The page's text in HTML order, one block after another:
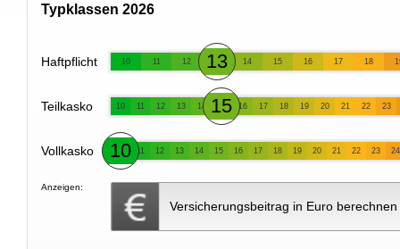
Typklassen 2026
Haftpflicht 10 11 12 13 14 15 16 17 18
Teilkasko 10 11 12 13 14 15 16 17 18 19 20 21 22 23
Vollkasko 10 11 12 13 14 15 16 17 18 19 20 21 22 23 24
Anzeigen:
Versicherungsbeitrag in Euro berechnen